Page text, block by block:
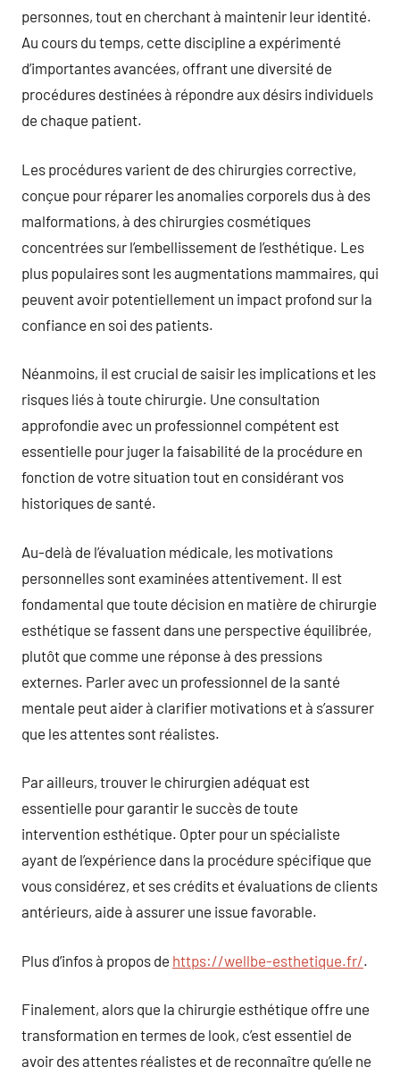
personnes, tout en cherchant à maintenir leur identité.
Au cours du temps, cette discipline a expérimenté
d’importantes avancées, offrant une diversité de
procédures destinées à répondre aux désirs individuels
de chaque patient.
Les procédures varient de des chirurgies corrective,
conçue pour réparer les anomalies corporels dus à des
malformations, à des chirurgies cosmétiques
concentrées sur l’embellissement de l’esthétique. Les
plus populaires sont les augmentations mammaires, qui
peuvent avoir potentiellement un impact profond sur la
confiance en soi des patients.
Néanmoins, il est crucial de saisir les implications et les
risques liés à toute chirurgie. Une consultation
approfondie avec un professionnel compétent est
essentielle pour juger la faisabilité de la procédure en
fonction de votre situation tout en considérant vos
historiques de santé.
Au-delà de l’évaluation médicale, les motivations
personnelles sont examinées attentivement. Il est
fondamental que toute décision en matière de chirurgie
esthétique se fassent dans une perspective équilibrée,
plutôt que comme une réponse à des pressions
externes. Parler avec un professionnel de la santé
mentale peut aider à clarifier motivations et à s’assurer
que les attentes sont réalistes.
Par ailleurs, trouver le chirurgien adéquat est
essentielle pour garantir le succès de toute
intervention esthétique. Opter pour un spécialiste
ayant de l’expérience dans la procédure spécifique que
vous considérez, et ses crédits et évaluations de clients
antérieurs, aide à assurer une issue favorable.
Plus d’infos à propos de https://wellbe-esthetique.fr/.
Finalement, alors que la chirurgie esthétique offre une
transformation en termes de look, c’est essentiel de
avoir des attentes réalistes et de reconnaître qu’elle ne